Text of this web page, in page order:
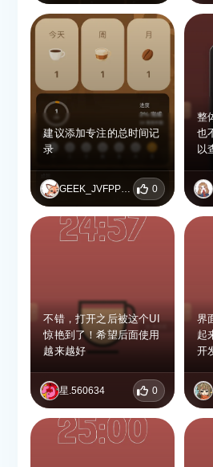
建议添加专注的总时间记
录
GEEK_JVFPPBST 0
整体
也
以
不错，打开之后被这个UI
惊艳到了！希望后面使用
越来越好
星.560634 0
界
起
开
噪